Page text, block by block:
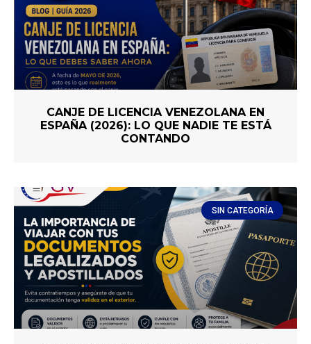
CANJE DE LICENCIA VENEZOLANA EN
ESPAÑA (2026): LO QUE NADIE TE ESTÁ
CONTANDO
SIN CATEGORÍA